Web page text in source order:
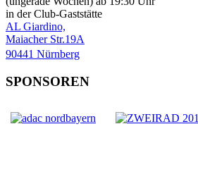
in der Club-Gaststätte
AL Giardino,
Maiacher Str.19A
90441 Nürnberg
SPONSOREN